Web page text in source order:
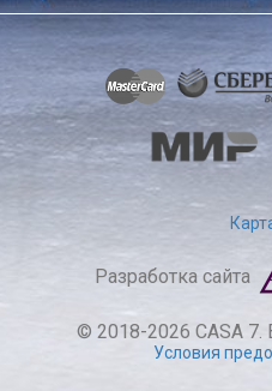
Разработка сайта
© 2018-2026 CASA
Условия